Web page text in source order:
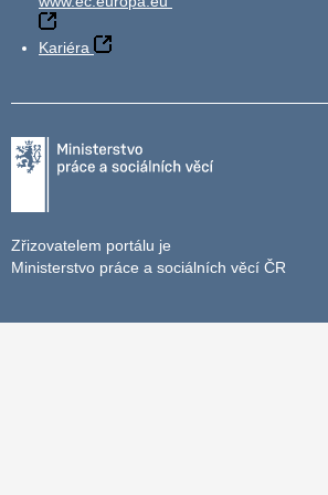
Kariéra
Zřizovatelem portálu je
Ministerstvo práce a sociálních věcí ČR